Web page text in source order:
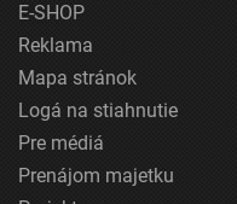
E-SHOP
Reklama
Mapa stránok
Logá na stiahnutie
Pre médiá
Prenájom majetku